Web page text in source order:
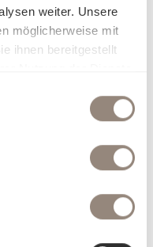
weiter. Unsere
möglicherweise mit
ihnen bereitgestellt
Freude:
und soziale
hautfreundlich.
beim Abtrocknen.
auch nach vielen